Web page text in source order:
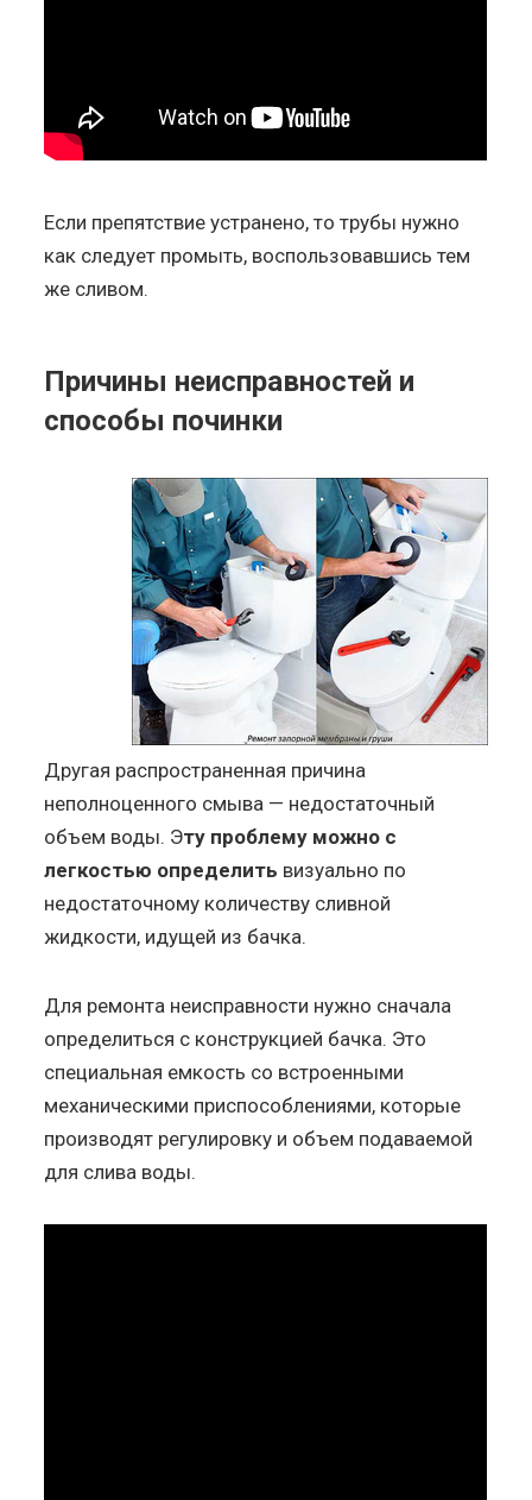
Если препятствие устранено, то трубы нужно
как следует промыть, воспользовавшись тем
же сливом.
Причины неисправностей и
способы починки
Другая распространенная причина
неполноценного смыва — недостаточный
объем воды. Эту проблему можно с
легкостью определить визуально по
недостаточному количеству сливной
жидкости, идущей из бачка.
Для ремонта неисправности нужно сначала
определиться с конструкцией бачка. Это
специальная емкость со встроенными
механическими приспособлениями, которые
производят регулировку и объем подаваемой
для слива воды.